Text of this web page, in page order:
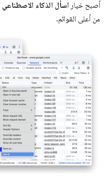
أصبح خيار اسأل الذكاء الاصطناعي
من أعلى القوائم.